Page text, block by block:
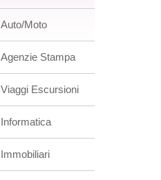
Auto/Moto
Agenzie Stampa
Viaggi Escursioni
Informatica
Immobiliari